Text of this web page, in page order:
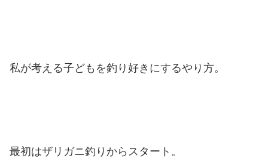
私が考える子どもを釣り好きにするやり方。
最初はザリガニ釣りからスタート。